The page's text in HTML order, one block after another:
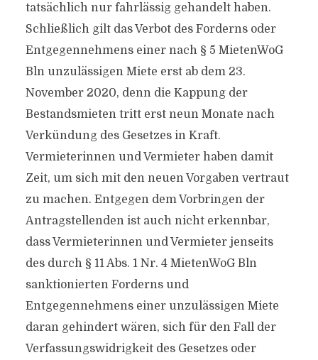
tatsächlich nur fahrlässig gehandelt haben.
Schließlich gilt das Verbot des Forderns oder
Entgegennehmens einer nach § 5 MietenWoG
Bln unzulässigen Miete erst ab dem 23.
November 2020, denn die Kappung der
Bestandsmieten tritt erst neun Monate nach
Verkündung des Gesetzes in Kraft.
Vermieterinnen und Vermieter haben damit
Zeit, um sich mit den neuen Vorgaben vertraut
zu machen. Entgegen dem Vorbringen der
Antragstellenden ist auch nicht erkennbar,
dass Vermieterinnen und Vermieter jenseits
des durch § 11 Abs. 1 Nr. 4 MietenWoG Bln
sanktionierten Forderns und
Entgegennehmens einer unzulässigen Miete
daran gehindert wären, sich für den Fall der
Verfassungswidrigkeit des Gesetzes oder